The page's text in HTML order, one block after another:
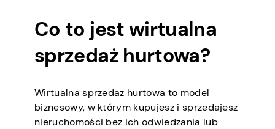
Co to jest wirtualna
sprzedaż hurtowa?
Wirtualna sprzedaż hurtowa to model
biznesowy, w którym kupujesz i sprzedajesz
nieruchomości bez ich odwiedzania lub